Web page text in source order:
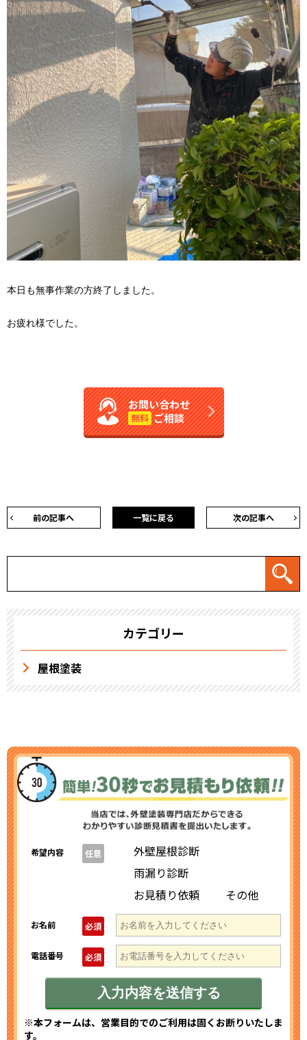
本日も無事作業の方終了しました。
お疲れ様でした。
お問い合わせ
無料 ご相談
前の記事へ 次の記事へ
一覧に戻る
カテゴリー
屋根塗装
希望内容 任意
外壁屋根診断
雨漏り診断
お見積り依頼
その他
お名前 必須
電話番号 必須
※本フォームは、営業目的でのご利用は固くお断りいたしま
す。